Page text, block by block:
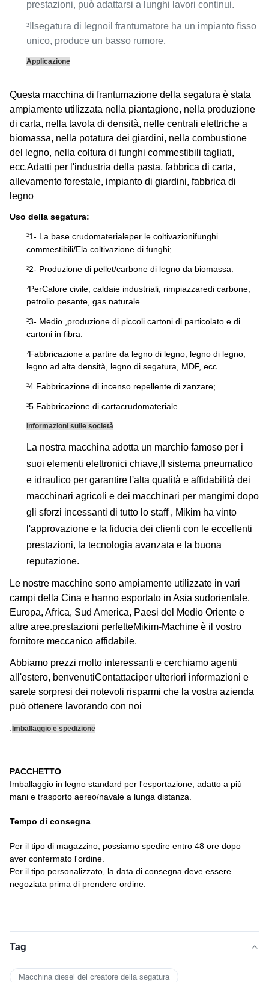
prestazioni, può adattarsi a lunghi lavori continui.
² segatura di legnoil frantumatore ha un impianto fisso
unico, produce un basso rumore
Applicazione
Questa macchina di frantumazione della segatura è stata
ampiamente utilizzata nella piantagione, nella produzione
di carta, nella tavola di densità, nelle centrali elettriche a
biomassa, nella potatura dei giardini, nella combustione
del legno, nella coltura di funghi commestibili tagliati,
ecc.Adatti per l'industria della pasta, fabbrica di carta,
allevamento forestale, impianto di giardini, fabbrica di
legno
Uso della segatura:
²1- La base. crudomaterialeper le coltivazionifunghi
commestibili/Ela coltivazione di funghi;
²2- Produzione di pellet/carbone di legno da biomassa:
²PerCalore civile, caldaie industriali , rimpiazzaredi carbone,
petrolio pesante, gas naturale
²3- Medio. produzione di piccoli cartoni di particolato e di
cartoni in fibra:
²Fabbricazione a partire da legno di legno, legno di legno,
legno ad alta densità, legno di segatura, MDF, ecc.
²4.Fabbricazione di incenso repellente di zanzare;
²5.Fabbricazione di cartacrudomateriale.
Informazioni sulle società
La nostra macchina adotta un marchio famoso per i
suoi elementi elettronici chiave,Il sistema pneumatico
e idraulico per garantire l'alta qualità e affidabilità dei
macchinari agricoli e dei macchinari per mangimi dopo
gli sforzi incessanti di tutto lo staff , Mikim ha vinto
l'approvazione e la fiducia dei clienti con le eccellenti
prestazioni, la tecnologia avanzata e la buona
reputazione.
Le nostre macchine sono ampiamente utilizzate in vari
campi della Cina e hanno esportato in Asia sudorientale,
Europa, Africa, Sud America, Paesi del Medio Oriente e
altre aree.prestazioni perfetteMikim-Machine è il vostro
fornitore meccanico affidabile.
Abbiamo prezzi molto interessanti e cerchiamo agenti
all'estero, benvenutiContattaciper ulteriori informazioni e
sarete sorpresi dei notevoli risparmi che la vostra azienda
può ottenere lavorando con noi
. Imballaggio e spedizione
PACCHETTO
Imballaggio in legno standard per l'esportazione, adatto a più
mani e trasporto aereo/navale a lunga distanza.
Tempo di consegna
Per il tipo di magazzino, possiamo spedire entro 48 ore dopo
aver confermato l'ordine.
Per il tipo personalizzato, la data di consegna deve essere
negoziata prima di prendere ordine.
Tag
Macchina diesel del creatore della segatura